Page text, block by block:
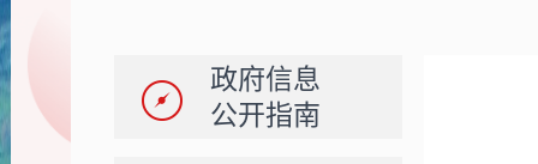
政府信息
公开指南